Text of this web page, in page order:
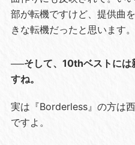
部が転機ですけど、提供曲
きな転機だったと思います。
──そして、10thベストには
すね。
実は『Borderless』の方は
ですよ。